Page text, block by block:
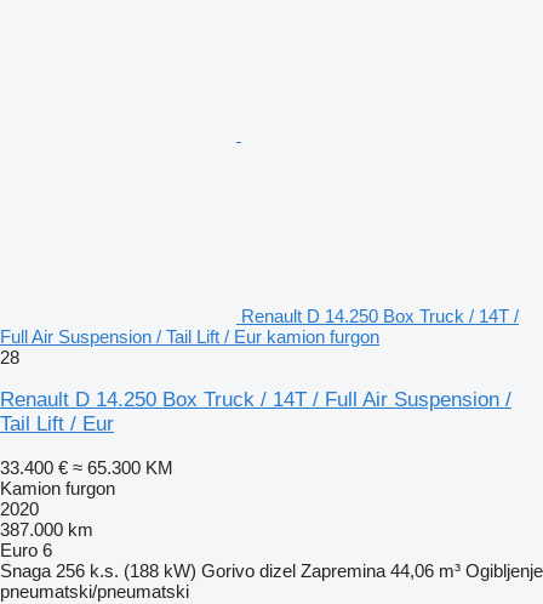
Renault D 14.250 Box Truck / 14T /
Full Air Suspension / Tail Lift / Eur kamion furgon
28
Renault D 14.250 Box Truck / 14T / Full Air Suspension /
Tail Lift / Eur
33.400 € ≈ 65.300 KM
Kamion furgon
2020
387.000 km
Euro 6
Snaga 256 k.s. (188 kW) Gorivo dizel Zapremina 44,06 m³ Ogibljenje
pneumatski/pneumatski